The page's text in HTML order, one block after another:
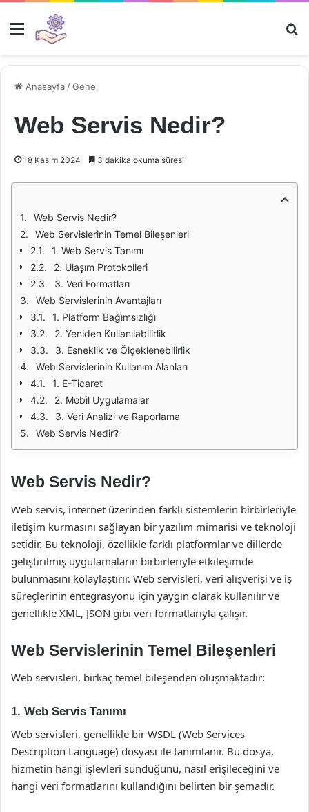
Menü
Anasayfa /Genel
Web Servis Nedir?
18 Kasım 2024 3 dakika okuma süresi
Web Servis Nedir?
Web Servislerinin Temel Bileşenleri
1. Web Servis Tanımı
2. Ulaşım Protokolleri
3. Veri Formatları
Web Servislerinin Avantajları
1. Platform Bağımsızlığı
2. Yeniden Kullanılabilirlik
3. Esneklik ve Ölçeklenebilirlik
Web Servislerinin Kullanım Alanları
1. E-Ticaret
2. Mobil Uygulamalar
3. Veri Analizi ve Raporlama
Web Servis Nedir?
Web Servis Nedir?
Web servis, internet üzerinden farklı sistemlerin birbirleriyle
iletişim kurmasını sağlayan bir yazılım mimarisi ve teknoloji
setidir. Bu teknoloji, özellikle farklı platformlar ve dillerde
geliştirilmiş uygulamaların birbirleriyle etkileşimde
bulunmasını kolaylaştırır. Web servisleri, veri alışverişi ve iş
süreçlerinin entegrasyonu için yaygın olarak kullanılır ve
genellikle XML, JSON gibi veri formatlarıyla çalışır.
Web Servislerinin Temel Bileşenleri
Web servisleri, birkaç temel bileşenden oluşmaktadır:
1. Web Servis Tanımı
Web servisleri, genellikle bir WSDL (Web Services
Description Language) dosyası ile tanımlanır. Bu dosya,
hizmetin hangi işlevleri sunduğunu, nasıl erişileceğini ve
hangi veri formatlarını kullandığını belirten bir şemadır.